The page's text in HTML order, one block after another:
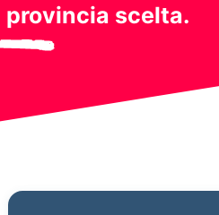
provincia scelta.